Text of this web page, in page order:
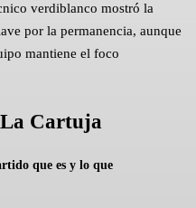
verdiblanco mostró la
por la permanencia, aunque
mantiene el foco
Cartuja
que es y lo que